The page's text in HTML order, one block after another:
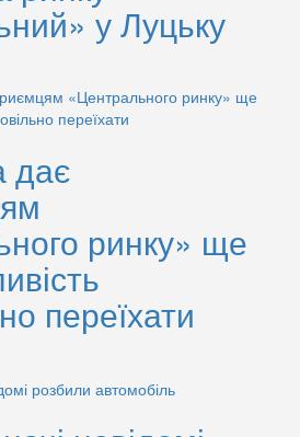
у Луцьку
дає
ринку» ще
переїхати